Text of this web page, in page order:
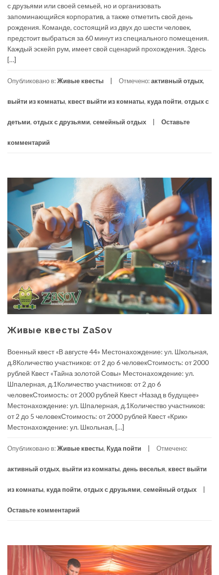
с друзьями или своей семьей, но и организовать
запоминающийся корпоратив, а также отметить свой день
рождения. Команде, состоящий из двух до шести человек,
предстоит выбраться за 60 минут из специального помещения.
Каждый эскейп рум, имеет свой сценарий прохождения. Здесь
[…]
Опубликовано в:Живые квесты Отмечено:активный отдых,
выйти из комнаты, квест выйти из комнаты, куда пойти, отдых с
детьми, отдых с друзьями, семейный отдых Оставьте
комментарий
Живые квесты ZaSov
Военный квест «В августе 44» Местонахождение: ул. Школьная,
д.8Количество участников: от 2 до 6 человекСтоимость: от 2000
рублей Квест «Тайна золотой Совы» Местонахождение: ул.
Шпалерная, д.1Количество участников: от 2 до 6
человекСтоимость: от 2000 рублей Квест «Назад в будущее»
Местонахождение: ул. Шпалерная, д.1Количество участников:
от 2 до 5 человекСтоимость: от 2000 рублей Квест «Крик»
Местонахождение: ул. Школьная, […]
Опубликовано в:Живые квесты, Куда пойти Отмечено:
активный отдых, выйти из комнаты, день веселья, квест выйти
из комнаты, куда пойти, отдых с друзьями, семейный отдых
Оставьте комментарий